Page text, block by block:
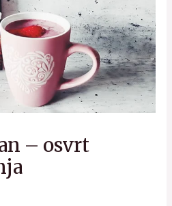
– osvrt